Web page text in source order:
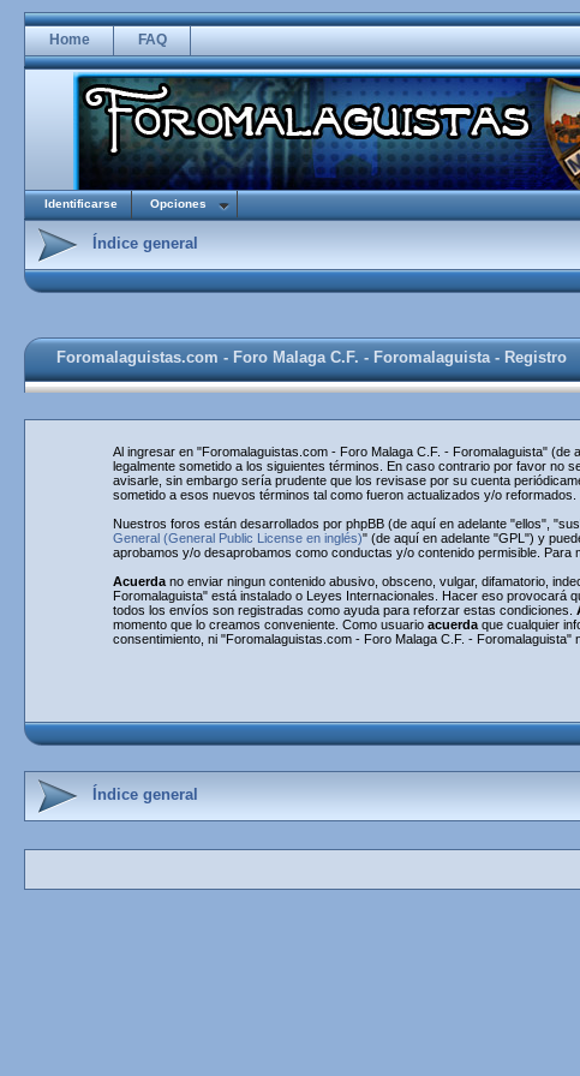
Home FAQ
Identificarse Opciones
Índice general
Foromalaguistas.com - Foro Malaga C.F. - Foromalaguista - Registro
Al ingresar en "Foromalaguistas.com - Foro Malaga C.F. - Foromalaguista"
legalmente sometido a los siguientes términos. En caso contrario por favor no
avisarle, sin embargo sería prudente que los revisase por su cuenta
sometido a esos nuevos términos tal como fueron actualizados y/o reformados.
Nuestros foros están desarrollados por phpBB (de aquí en adelante "ellos",
General (General Public License en inglés)" (de aquí en adelante "GPL") y
aprobamos y/o desaprobamos como conductas y/o contenido permisible. Para
Acuerda no enviar ningun contenido abusivo, obsceno, vulgar, difamatorio,
Foromalaguista" está instalado o Leyes Internacionales. Hacer eso provocará
todos los envíos son registradas como ayuda para reforzar estas condiciones.
momento que lo creamos conveniente. Como usuario acuerda que cualquier
consentimiento, ni "Foromalaguistas.com - Foro Malaga C.F. -
Índice general